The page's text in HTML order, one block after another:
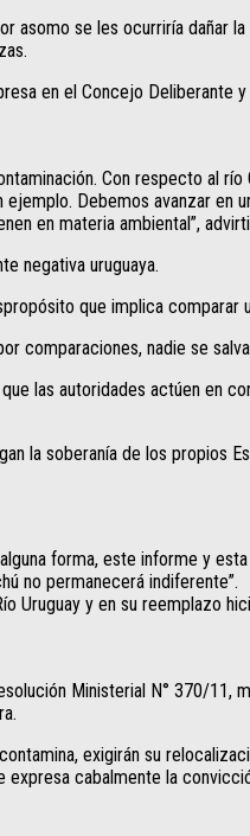
asomo se les ocurriría dañar
en el Concejo Deliberante
Con respecto al
Debemos avanzar en
en materia ambiental”,
negativa uruguaya.
que implica comparar
comparaciones, nadie se
las autoridades actúen en
soberanía de los propios
forma, este informe y
no permanecerá indiferente”.
y en su reemplazo
Ministerial N° 370/11,
exigirán su
cabalmente la